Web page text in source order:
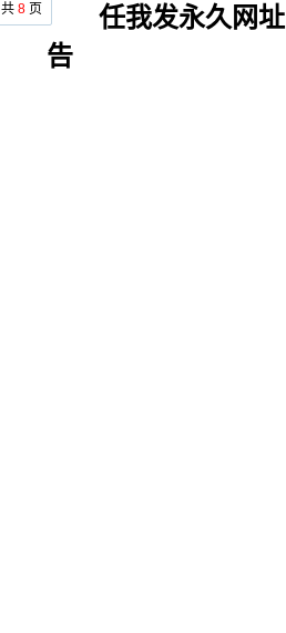
共 8 页 任我发永久网址
告